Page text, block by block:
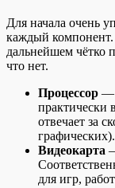
Для начала очень
каждый компонент.
дальнейшем чётко
что нет.
Процессор —
практически
отвечает за
графических).
Видеокарта
для игр,